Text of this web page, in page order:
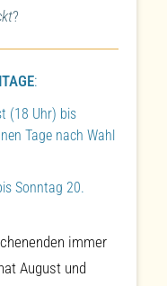
?
:
(18 Uhr) bis
Tage nach Wahl
Sonntag 20.
immer
August und